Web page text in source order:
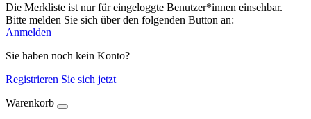
Die Merkliste ist nur für eingeloggte Benutzer*innen einsehbar.
Bitte melden Sie sich über den folgenden Button an:
Anmelden
Sie haben noch kein Konto?
Registrieren Sie sich jetzt
Warenkorb